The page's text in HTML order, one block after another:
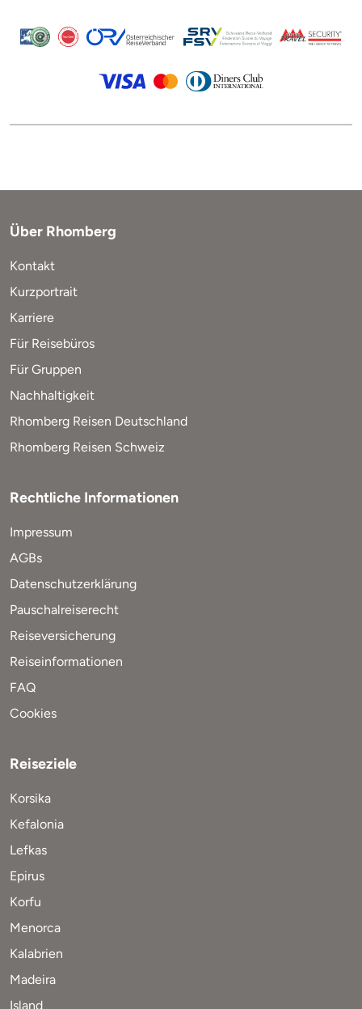
Über Rhomberg
Kontakt
Kurzportrait
Karriere
Für Reisebüros
Für Gruppen
Nachhaltigkeit
Rhomberg Reisen Deutschland
Rhomberg Reisen Schweiz
Rechtliche Informationen
Impressum
AGBs
Datenschutzerklärung
Pauschalreiserecht
Reiseversicherung
Reiseinformationen
FAQ
Cookies
Reiseziele
Korsika
Kefalonia
Lefkas
Epirus
Korfu
Menorca
Kalabrien
Madeira
Island